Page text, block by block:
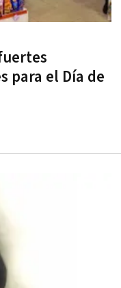
para el Día de